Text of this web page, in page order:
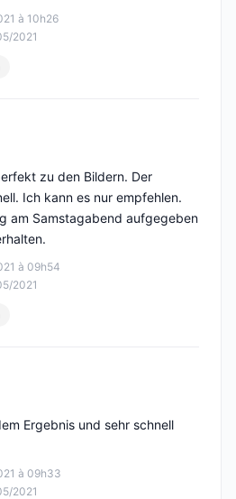
à 10h26
2021
à 09h54
2021
zu den Bildern. Der
Ich kann es nur empfehlen.
am Samstagabend aufgegeben
à 09h33
2021
Ergebnis und sehr schnell